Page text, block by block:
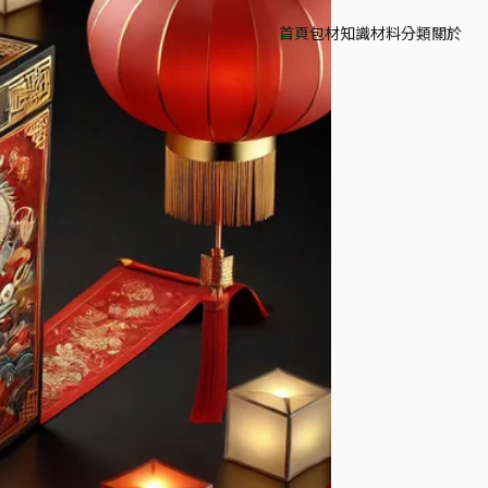
首頁包材知識材料分類關於